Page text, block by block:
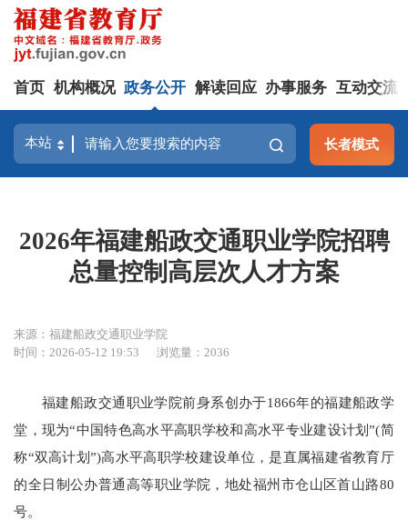
首页 机构概况 政务公开 解读回应 办事服务 互动交流
长者模式
2026年福建船政交通职业学院招聘
总量控制高层次人才方案
来源：福建船政交通职业学院
时间：2026-05-12 19:53
浏览量：2036
福建船政交通职业学院前身系创办于1866年的福建船政学
堂，现为“中国特色高水平高职学校和高水平专业建设计划”(简
称“双高计划”)高水平高职学校建设单位，是直属福建省教育厅
的全日制公办普通高等职业学院，地处福州市仓山区首山路80
号。